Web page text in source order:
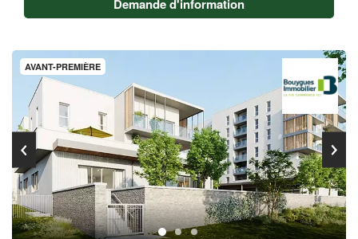
Demande d'information
AVANT-PREMIÈRE